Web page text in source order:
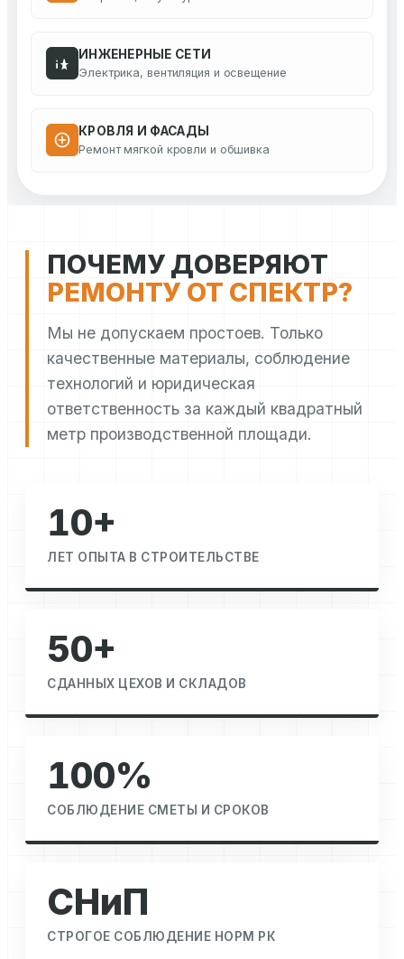
ИНЖЕНЕРНЫЕ СЕТИ
Электрика, вентиляция и освещение
КРОВЛЯ И ФАСАДЫ
Ремонт мягкой кровли и обшивка
ПОЧЕМУ ДОВЕРЯЮТ
РЕМОНТУ ОТ СПЕКТР?
Мы не допускаем простоев. Только
качественные материалы, соблюдение
технологий и юридическая
ответственность за каждый квадратный
метр производственной площади.
10+
ЛЕТ ОПЫТА В СТРОИТЕЛЬСТВЕ
50+
СДАННЫХ ЦЕХОВ И СКЛАДОВ
100%
СОБЛЮДЕНИЕ СМЕТЫ И СРОКОВ
СНиП
СТРОГОЕ СОБЛЮДЕНИЕ НОРМ РК